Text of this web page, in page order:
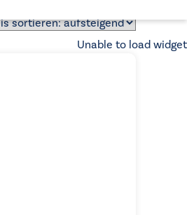
Unable to load widget